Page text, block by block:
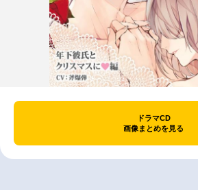
ドラマCD
画像まとめを見る